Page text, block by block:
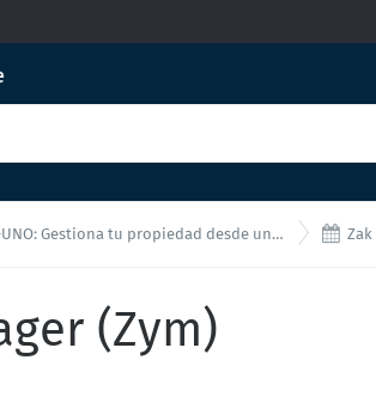
Gestiona tu propiedad desde una única interfaz!  Zak -
(Zym)